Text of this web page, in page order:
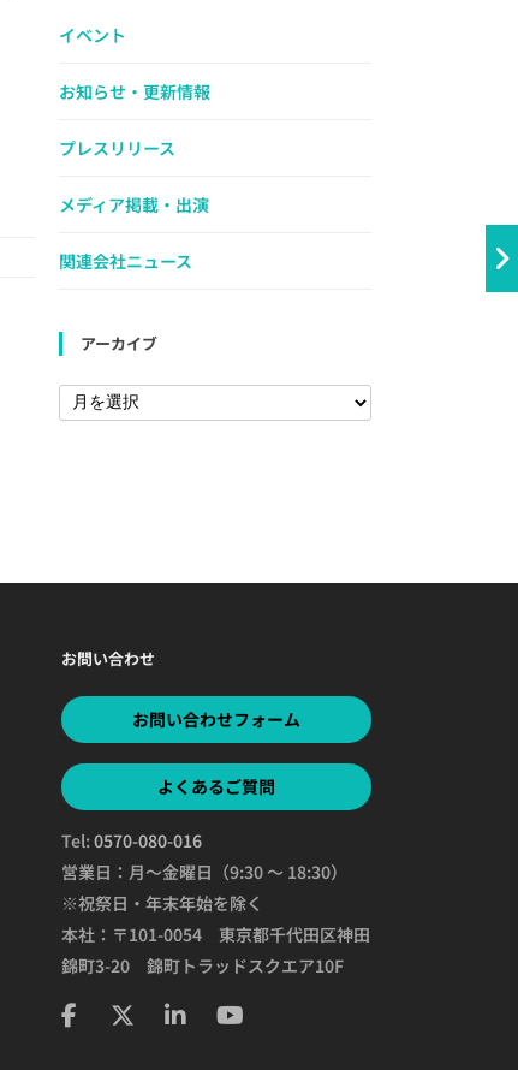
イベント
お知らせ・更新情報
プレスリリース
メディア掲載・出演
関連会社ニュース
アーカイブ
お問い合わせ
お問い合わせフォーム
よくあるご質問
Tel:0570-080-016
営業日：月～金曜日（9:30 ～ 18:30）
※祝祭日・年末年始を除く
本社：〒101-0054 東京都千代田区神田
錦町3-20 錦町トラッドスクエア10F